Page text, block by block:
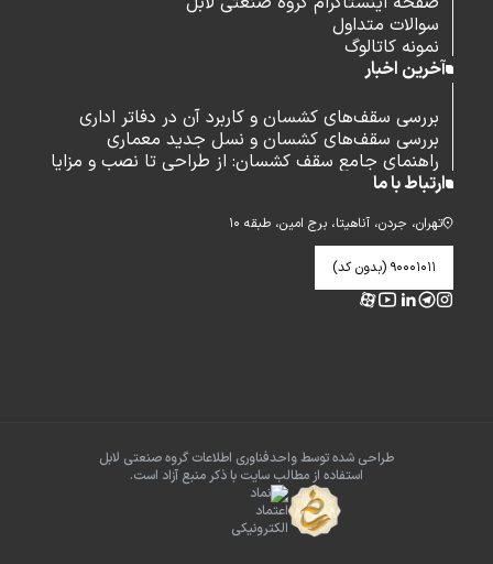
سوالات متداول
نمونه کاتالوگ
آخرین اخبار
بررسی سقف‌های کشسان و کاربرد آن در دفاتر اداری
بررسی سقف‌های کشسان و نسل جدید معماری
راهنمای جامع سقف کشسان: از طراحی تا نصب و مزایا
ارتباط با ما
تهران، جردن، آناهیتا، برج امین، طبقه ۱۰
۹۰۰۰۱۰۱۱ (بدون کد)
طراحی شده توسط واحدفناوری اطلاعات گروه صنعتی لابل
استفاده از مطالب سایت با ذکر منبع آزاد است.